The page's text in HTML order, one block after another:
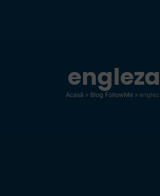
engleza
Acasă » Blog FollowMe»